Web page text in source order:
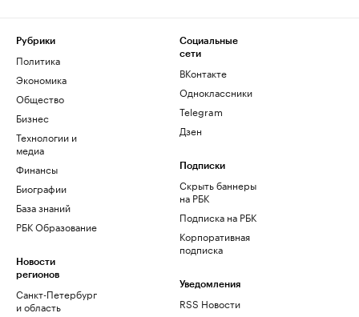
Рубрики
Политика
Экономика
Общество
Бизнес
Технологии и
медиа
Финансы
Биографии
База знаний
РБК Образование
Новости
регионов
Санкт-Петербург
и область
Социальные
сети
ВКонтакте
Одноклассники
Telegram
Дзен
Подписки
Скрыть баннеры
на РБК
Подписка на РБК
Корпоративная
подписка
Уведомления
RSS Новости